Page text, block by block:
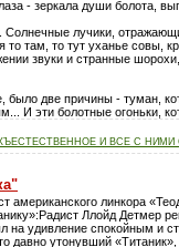
- зеркала души болота,
лучики,
там, то тут уханье совы,
звуки и странные
было две причины - туман,
И эти болотные огоньки,
И ВСЕ С НИМИ
американского линкора
Ллойд Детмер
на удивление спокойным и
давно утонувший